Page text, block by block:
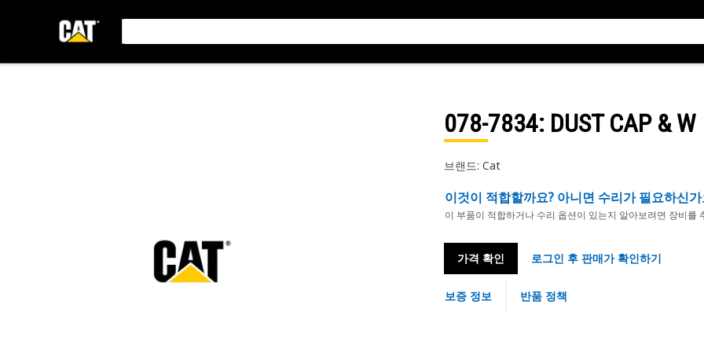
078-7834: DUST CAP & W
브랜드: Cat
이것이 적합할까요? 아니면 수리가 필요하신가
이 부품이 적합하거나 수리 옵션이 있는지 알아보려면 장비를
가격 확인 로그인 후 판매가 확인하기
보증 정보 반품 정책